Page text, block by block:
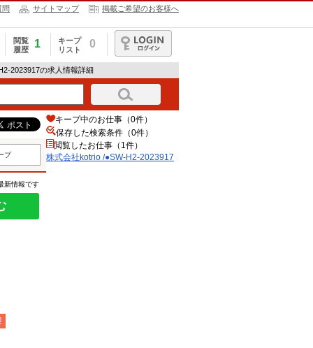
問 サイトマップ 掲載ご希望のお客様へ
閲覧
履歴
1
キープ
リスト
0
ログイン
2023917の求人情報詳細
プ
新情報です
キープ中のお仕事（0件）
保存した検索条件（0件）
閲覧したお仕事（1件）
株式会社kotrio /●SW-H2-2023917